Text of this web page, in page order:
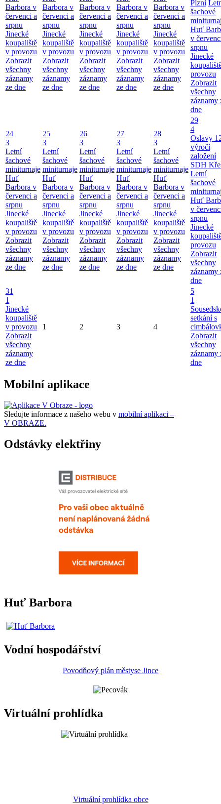
Barbora v
červenci a
srpnu
Jinecké
koupaliště
v provozu
Zobrazit
všechny
záznamy
ze dne
Barbora v
červenci a
srpnu
Jinecké
koupaliště
v provozu
Zobrazit
všechny
záznamy
ze dne
Barbora v
červenci a
srpnu
Jinecké
koupaliště
v provozu
Zobrazit
všechny
záznamy
ze dne
Barbora v
červenci a
srpnu
Jinecké
koupaliště
v provozu
Zobrazit
všechny
záznamy
ze dne
Barbora v
červenci a
srpnu
Jinecké
koupaliště
v provozu
Zobrazit
všechny
záznamy
ze dne
Plzni
šachové
Huť
v
srpnu
Jinecké
provozu
Zobrazit
všechny
záznamy
dne
24
3
Letní
šachové
miniturnaje
Huť
Barbora v
červenci a
srpnu
Jinecké
koupaliště
v provozu
Zobrazit
všechny
záznamy
ze dne
25
3
Letní
šachové
miniturnaje
Huť
Barbora v
červenci a
srpnu
Jinecké
koupaliště
v provozu
Zobrazit
všechny
záznamy
ze dne
26
3
Letní
šachové
miniturnaje
Huť
Barbora v
červenci a
srpnu
Jinecké
koupaliště
v provozu
Zobrazit
všechny
záznamy
ze dne
27
3
Letní
šachové
miniturnaje
Huť
Barbora v
červenci a
srpnu
Jinecké
koupaliště
v provozu
Zobrazit
všechny
záznamy
ze dne
28
3
Letní
šachové
miniturnaje
Huť
Barbora v
červenci a
srpnu
Jinecké
koupaliště
v provozu
Zobrazit
všechny
záznamy
ze dne
29
4
Oslavy
výročí
založení
SDH
Letní
šachové
Huť
v
srpnu
Jinecké
provozu
Zobrazit
všechny
záznamy
dne
31
1
Jinecké
koupaliště
v provozu
Zobrazit
všechny
záznamy
ze dne
1 2 3 4
5
1
setkání s
Zobrazit
všechny
záznamy
dne
Mobilní aplikace
Sledujte informace z našeho webu v mobilní aplikaci –
V OBRAZE.
Odstávky elektřiny
Huť Barbora
Vodní hospodářství
Povodňový plán městyse Jince
Virtuální prohlídka
Virtuální prohlídka obce